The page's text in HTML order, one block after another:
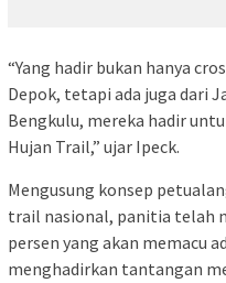
“Yang hadir bukan hanya
Depok, tetapi ada juga dari
Bengkulu, mereka hadir
Hujan Trail,” ujar Ipeck.
Mengusung konsep
trail nasional, panitia telah
persen yang akan memacu
menghadirkan tantangan